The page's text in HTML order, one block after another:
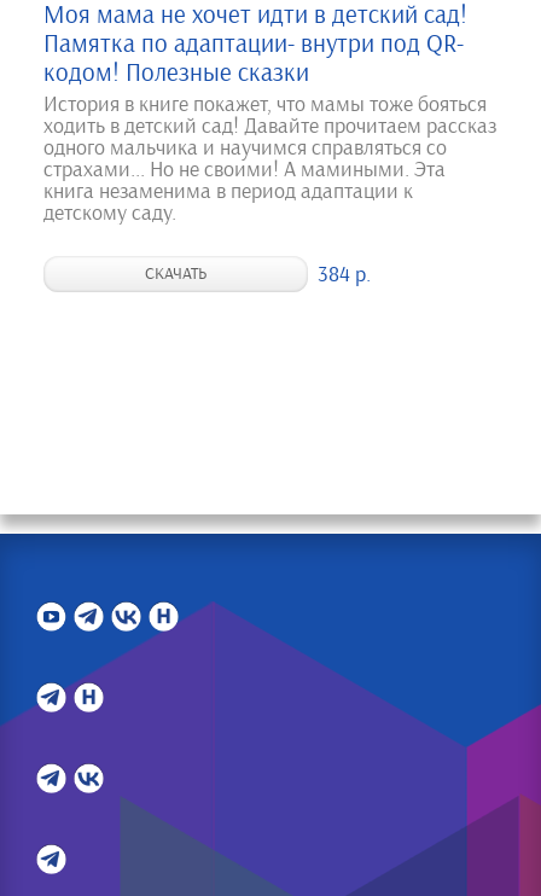
Моя мама не хочет идти в детский сад!
Памятка по адаптации- внутри под QR-
кодом! Полезные сказки
История в книге покажет, что мамы тоже бояться
ходить в детский сад! Давайте прочитаем рассказ
одного мальчика и научимся справляться со
страхами... Но не своими! А мамиными. Эта
книга незаменима в период адаптации к
детскому саду.
СКАЧАТЬ 384 р.